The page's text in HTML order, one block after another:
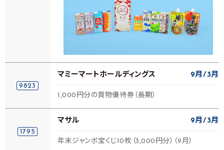
9823
マミーマートホールディングス 9月 3月
1,000円分の買物優待券（長期）
1795
マサル 9月 3月
年末ジャンボ宝くじ10枚（3,000円分）（9月）